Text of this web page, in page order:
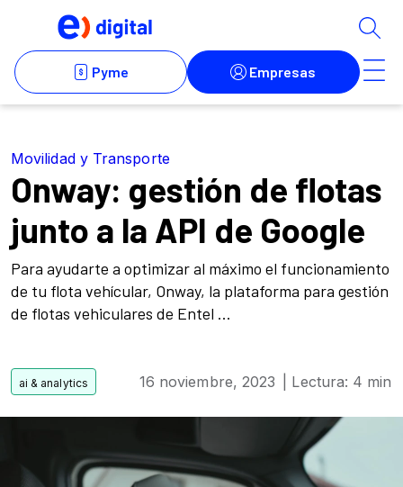
Movilidad y Transporte
Onway: gestión de flotas
junto a la API de Google
Para ayudarte a optimizar al máximo el funcionamiento
de tu flota vehícular, Onway, la plataforma para gestión
de flotas vehiculares de Entel ...
16 noviembre, 2023 | Lectura: 4 min